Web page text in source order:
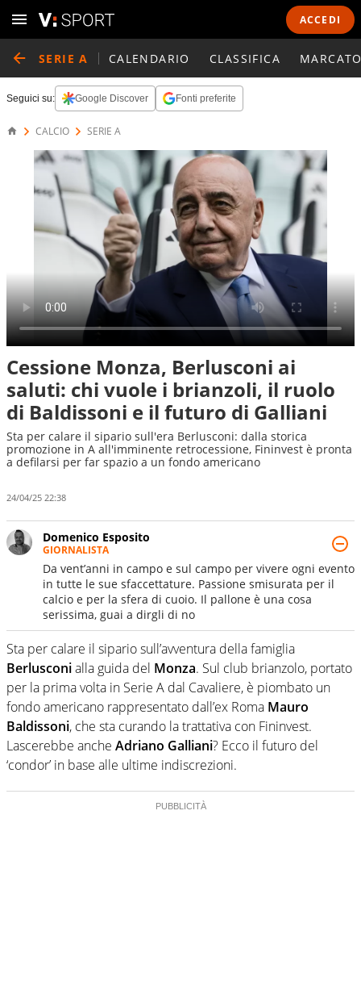
ACCEDI
SERIE A CALENDARIO CLASSIFICA
Seguici su: Google Discover Fonti preferite
CALCIO SERIE A
Cessione Monza, Berlusconi ai
saluti: chi vuole i brianzoli, il ruolo
di Baldissoni e il futuro di Galliani
Sta per calare il sipario sull'era Berlusconi: dalla storica
promozione in A all'imminente retrocessione, Fininvest è pronta
a defilarsi per far spazio a un fondo americano
24/04/25 22:38
Domenico Esposito
GIORNALISTA
Da vent’anni in campo e sul campo per vivere ogni evento
in tutte le sue sfaccettature. Passione smisurata per il
calcio e per la sfera di cuoio. Il pallone è una cosa
serissima, guai a dirgli di no
Sta per calare il sipario sull’avventura della famiglia
Berlusconialla guida del Monza. Sul club brianzolo, portato
per la prima volta in Serie A dal Cavaliere, è piombato un
fondo americano rappresentato dall’ex Roma Mauro
Baldissoni, che sta curando la trattativa con Fininvest.
Lascerebbe anche Adriano Galliani? Ecco il futuro del
‘condor’ in base alle ultime indiscrezioni.